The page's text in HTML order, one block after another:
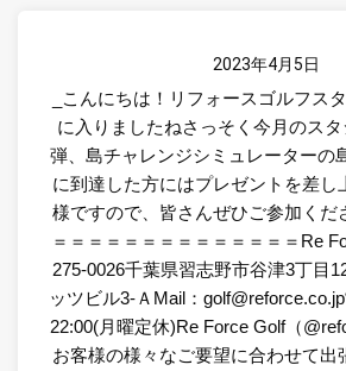
2023年4月5日
_こんにちは！リフォースゴルフス
に入りましたねさっそく今月のス
弾、島チャレンジシミュレーターの
に到達した方にはプレゼントを差し
様ですので、皆さんぜひご参加くだ
＝＝＝＝＝＝＝＝＝＝＝＝＝＝Re
275-0026千葉県習志野市谷津3丁目
ッツビル3-ＡMail：
22:00(月曜定休)Re Force Golf（
お客様の様々なご要望に合わせて出